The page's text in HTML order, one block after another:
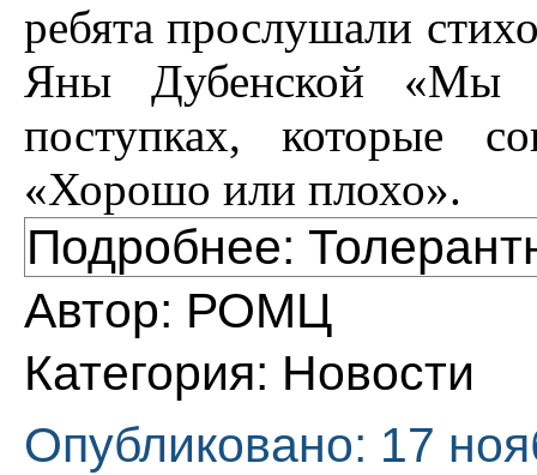
ребята прослушали
Яны Дубенской «Мы
поступках, которые
«Хорошо или плохо».
Подробнее:
Автор: РОМЦ
Категория: Новости
Опубликовано: 17